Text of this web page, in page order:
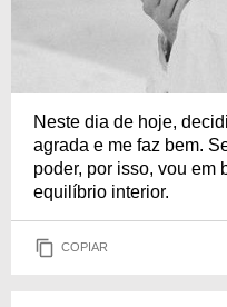
Neste dia de hoje,
agrada e me faz bem.
poder, por isso, vou em
equilíbrio interior.
COPIAR